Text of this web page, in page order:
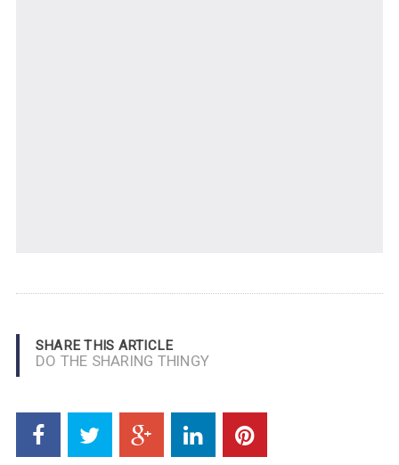
SHARE THIS ARTICLE
DO THE SHARING THINGY